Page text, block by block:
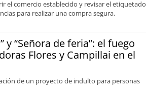
el comercio establecido y revisar el etiquetado
para realizar una compra segura.
y “Señora de feria”: el fuego
Flores y Campillai en el
de un proyecto de indulto para personas